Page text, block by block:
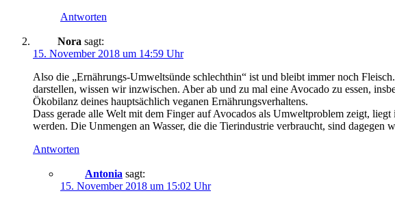
Antworten
Nora sagt:
15. November 2018 um 14:59 Uhr
Also die „Ernährungs-Umweltsünde schlechthin“ ist und bleibt immer noch
darstellen, wissen wir inzwischen. Aber ab und zu mal eine Avocado zu essen,
Ökobilanz deines hauptsächlich veganen Ernährungsverhaltens.
Dass gerade alle Welt mit dem Finger auf Avocados als Umweltproblem zeigt,
werden. Die Unmengen an Wasser, die die Tierindustrie verbraucht, sind dagegen
Antworten
Antonia sagt:
15. November 2018 um 15:02 Uhr